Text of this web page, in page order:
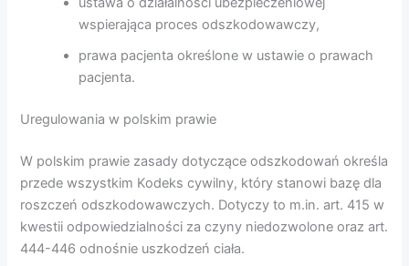
wspierająca proces odszkodowawczy,
prawa pacjenta określone w ustawie o prawach
pacjenta.
Uregulowania w polskim prawie
W polskim prawie zasady dotyczące odszkodowań określa
przede wszystkim Kodeks cywilny, który stanowi bazę dla
roszczeń odszkodowawczych. Dotyczy to m.in. art. 415 w
kwestii odpowiedzialności za czyny niedozwolone oraz art.
444-446 odnośnie uszkodzeń ciała.